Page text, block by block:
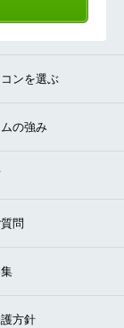
ンを選ぶ
の強み
問
方針